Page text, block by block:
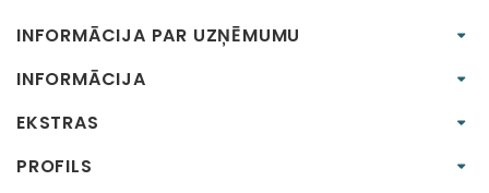
INFORMĀCIJA PAR UZŅĒMUMU
INFORMĀCIJA
EKSTRAS
PROFILS